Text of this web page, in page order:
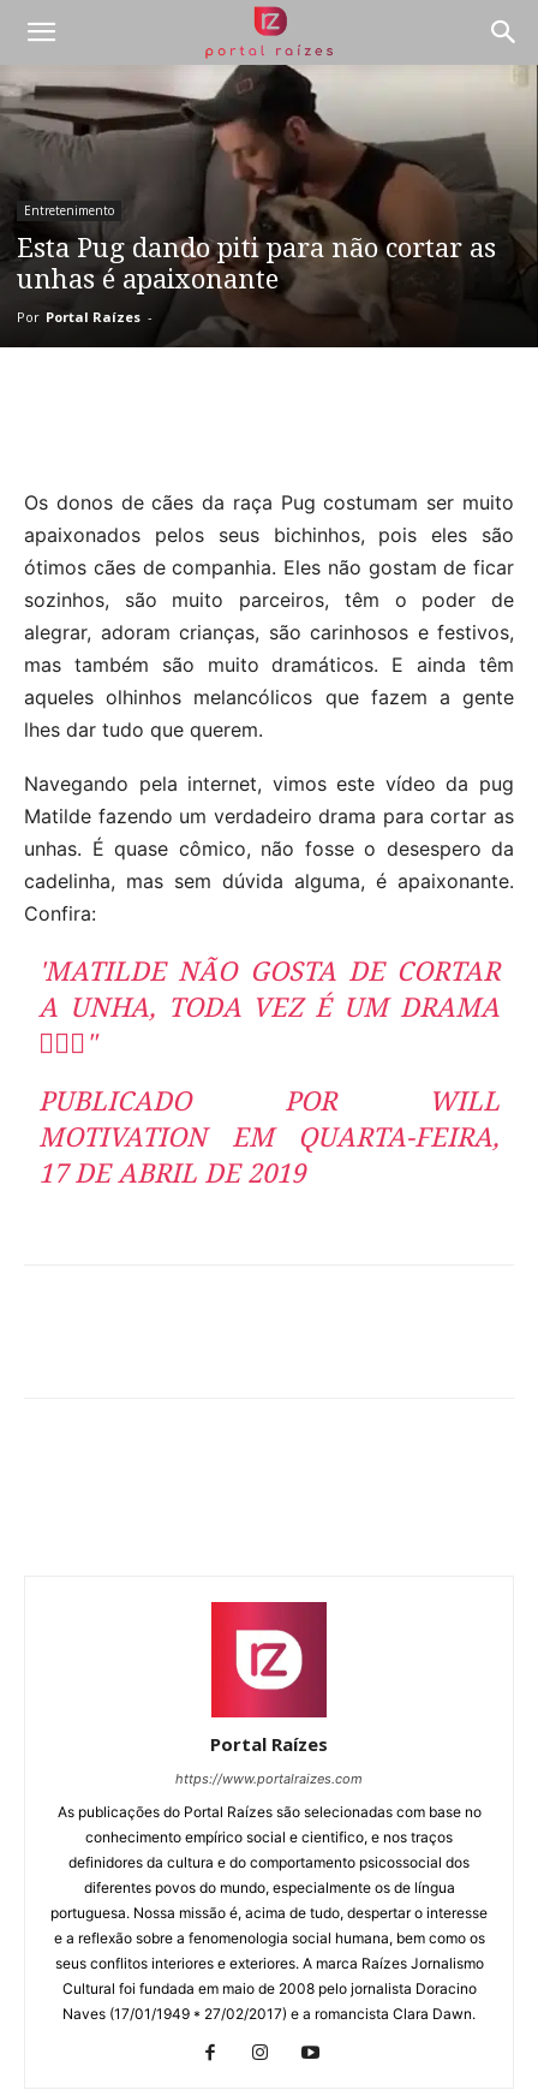
Entretenimento
Esta Pug dando piti para não cortar as
unhas é apaixonante
Por Portal Raízes -
Os donos de cães da raça Pug costumam ser muito
apaixonados pelos seus bichinhos, pois eles são
ótimos cães de companhia. Eles não gostam de ficar
sozinhos, são muito parceiros, têm o poder de
alegrar, adoram crianças, são carinhosos e festivos,
mas também são muito dramáticos. E ainda têm
aqueles olhinhos melancólicos que fazem a gente
lhes dar tudo que querem.
Navegando pela internet, vimos este vídeo da pug
Matilde fazendo um verdadeiro drama para cortar as
unhas. É quase cômico, não fosse o desespero da
cadelinha, mas sem dúvida alguma, é apaixonante.
Confira:
'MATILDE NÃO GOSTA DE CORTAR
A UNHA, TODA VEZ É UM DRAMA
🤦🏼‍♂️"
PUBLICADO POR
WILL
MOTIVATIONEM QUARTA-FEIRA,
17 DE ABRIL DE 2019
Portal Raízes
https://www.portalraizes.com
As publicações do Portal Raízes são selecionadas com base no
conhecimento empírico social e cientifico, e nos traços
definidores da cultura e do comportamento psicossocial dos
diferentes povos do mundo, especialmente os de língua
portuguesa. Nossa missão é, acima de tudo, despertar o interesse
e a reflexão sobre a fenomenologia social humana, bem como os
seus conflitos interiores e exteriores. A marca Raízes Jornalismo
Cultural foi fundada em maio de 2008 pelo jornalista Doracino
Naves (17/01/1949 * 27/02/2017) e a romancista Clara Dawn.